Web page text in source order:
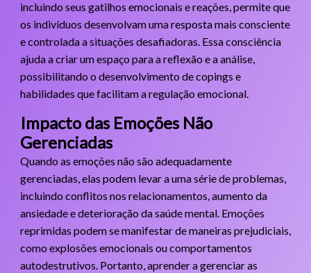
incluindo seus gatilhos emocionais e reações, permite que
os indivíduos desenvolvam uma resposta mais consciente
e controlada a situações desafiadoras. Essa consciência
ajuda a criar um espaço para a reflexão e a análise,
possibilitando o desenvolvimento de copings e
habilidades que facilitam a regulação emocional.
Impacto das Emoções Não
Gerenciadas
Quando as emoções não são adequadamente
gerenciadas, elas podem levar a uma série de problemas,
incluindo conflitos nos relacionamentos, aumento da
ansiedade e deterioração da saúde mental. Emoções
reprimidas podem se manifestar de maneiras prejudiciais,
como explosões emocionais ou comportamentos
autodestrutivos. Portanto, aprender a gerenciar as